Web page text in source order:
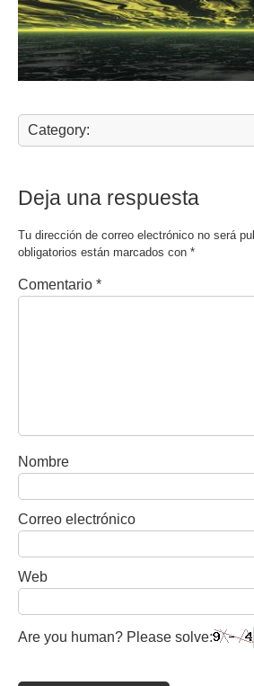
Category:
Deja una respuesta
Tu dirección de correo electrónico no será
obligatorios están marcados con *
Comentario *
Nombre
Correo electrónico
Web
Are you human? Please solve: